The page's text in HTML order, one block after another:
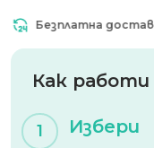
Безплатна доставка
Как работи
1 Избери